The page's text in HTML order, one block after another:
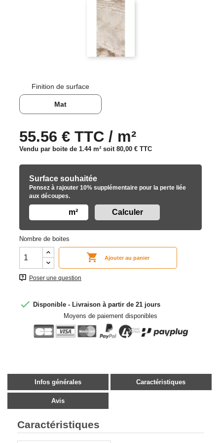
Finition de surface
Mat
55.56 € TTC / m²
Vendu par boite de 1.44 m² soit 80,00 € TTC
Surface souhaitée
Pensez à rajouter 10% supplémentaire pour la perte liée
aux découpes.
m²
Nombre de boites
 Ajouter au panier
Poser une question
 Disponible - Livraison à partir de 21 jours
Moyens de paiement disponibles
Infos générales Caractéristiques
Avis
Caractéristiques